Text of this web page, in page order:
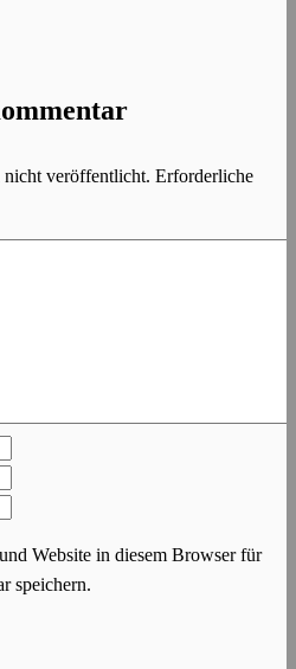
veröffentlicht. Erforderliche
Website in diesem Browser für
speichern.